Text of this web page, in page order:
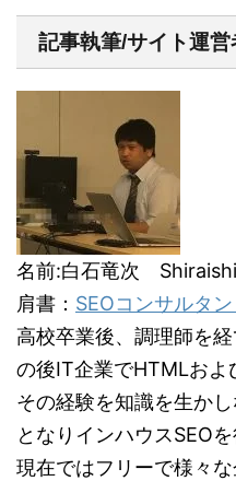
記事執筆/サイト運営
名前:白石竜次
肩書： SEOコンサルタン
高校卒業後、調理師を
の後IT企業でHTMLおよ
その経験を知識を生か
となりインハウスSEOを
現在ではフリーで様々